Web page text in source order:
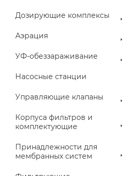
Дозирующие комплексы
Аэрация
УФ-обеззараживание
Насосные станции
Управляющие клапаны
Корпуса фильтров и
комплектующие
Принадлежности для
мембранных систем